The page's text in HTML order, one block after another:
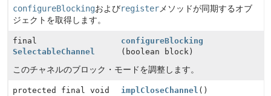
configureBlockingおよびregister メソッドが同期するオブ
ジェクトを取得します。
final
SelectableChannel
configureBlocking
(boolean block)
このチャネルのブロック・モードを調整します。
protected final void implCloseChannel ()